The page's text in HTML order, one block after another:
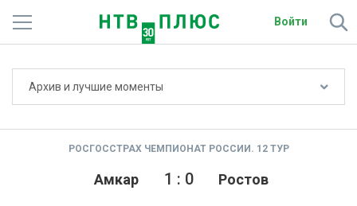
Войти
Архив и лучшие моменты
РОСГОССТРАХ ЧЕМПИОНАТ РОССИИ. 12 ТУР
Амкар Ростов
1 : 0